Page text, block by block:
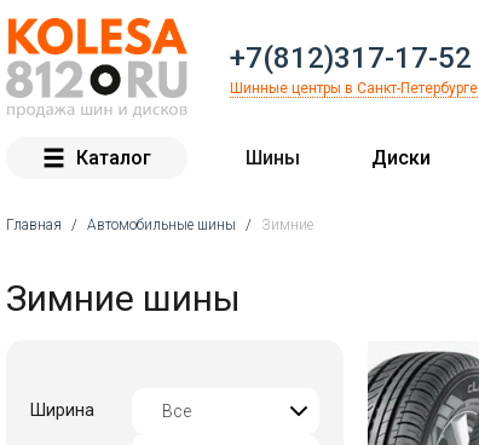
+7(812)317-17-52
Шинные центры в Санкт-Петербурге
Каталог Шины Диски
Главная / Автомобильные шины / Зимние
Зимние шины
Ширина